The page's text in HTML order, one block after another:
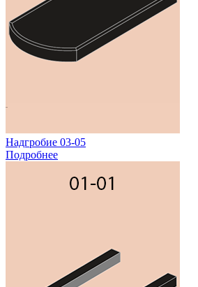
Надгробие 03-05
Подробнее